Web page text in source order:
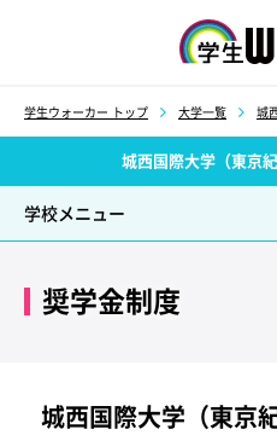
学生ウォーカー トップ 大学一覧 城
城西国際大学（東京
学校メニュー
奨学金制度
城西国際大学（東京